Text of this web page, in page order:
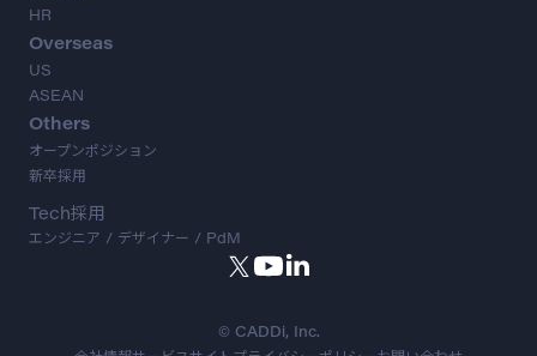
HR
Overseas
US
ASEAN
Others
オープンポジション
新卒採用
Tech採用
エンジニア / デザイナー / PdM
© CADDi, Inc.